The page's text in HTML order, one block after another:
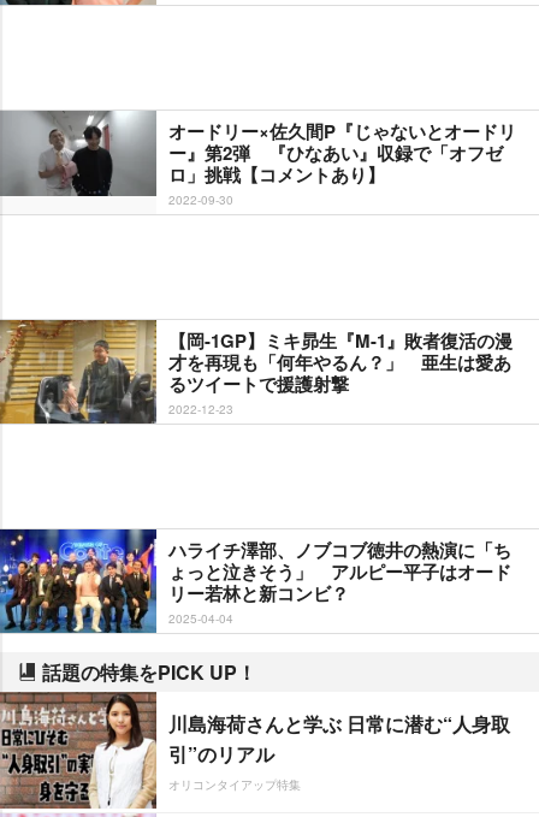
オードリー×佐久間P『じゃないとオードリ
ー』第2弾 『ひなあい』収録で「オフゼ
ロ」挑戦【コメントあり】
2022-09-30
【岡-1GP】ミキ昴生『M-1』敗者復活の漫
才を再現も「何年やるん？」 亜生は愛あ
るツイートで援護射撃
2022-12-23
ハライチ澤部、ノブコブ徳井の熱演に「ち
ょっと泣きそう」 アルピー平子はオード
リー若林と新コンビ？
2025-04-04
話題の特集をPICK UP！
川島海荷さんと学ぶ 日常に潜む“人身取
引”のリアル
オリコンタイアップ特集